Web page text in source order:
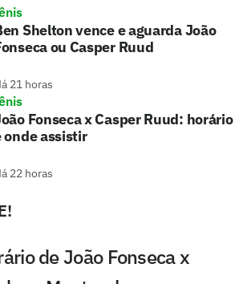
Shelton vence e aguarda João
ou Casper Ruud
21 horas
Fonseca x Casper Ruud: horário
onde assistir
22 horas
de João Fonseca x